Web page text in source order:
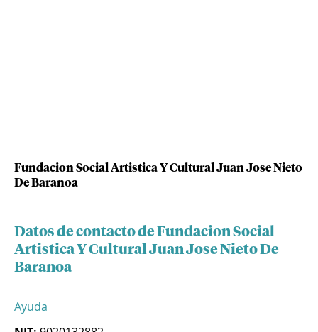
Fundacion Social Artistica Y Cultural Juan Jose Nieto
De Baranoa
Datos de contacto de Fundacion Social
Artistica Y Cultural Juan Jose Nieto De
Baranoa
Ayuda